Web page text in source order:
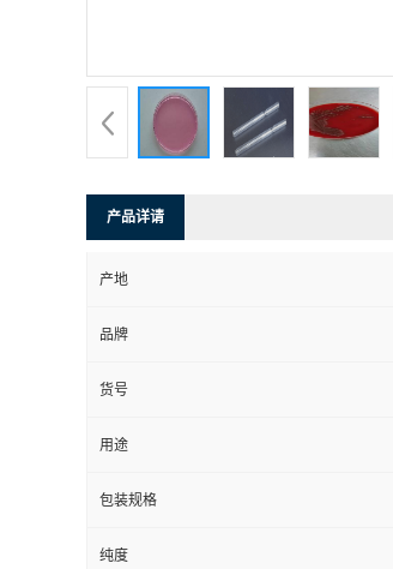
产品详请
产地
品牌
货号
用途
包装规格
纯度